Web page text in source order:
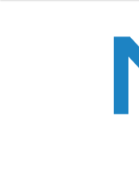
Ga
door
Ga
naar